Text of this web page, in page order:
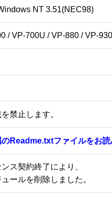
NT 3.51(NEC98)
/ VP-700U / VP-880 / VP-
禁止します。
Readme.txtファイルをお読
ス契約終了により、
ールを削除しました。